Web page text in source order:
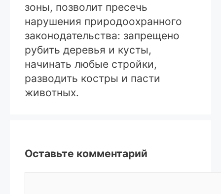
зоны, позволит пресечь
нарушения природоохранного
законодательства: запрещено
рубить деревья и кусты,
начинать любые стройки,
разводить костры и пасти
животных.
Оставьте комментарий